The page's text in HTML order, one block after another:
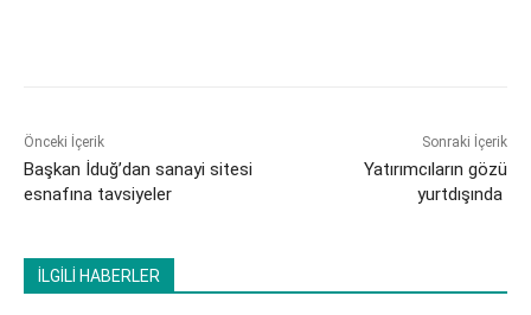
Önceki İçerik
Başkan İduğ’dan sanayi sitesi
esnafına tavsiyeler
Sonraki İçerik
Yatırımcıların gözü
yurtdışında
İLGİLİ HABERLER